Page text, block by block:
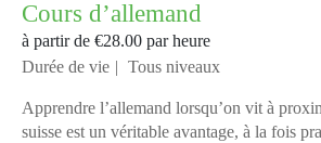
Cours d’allemand
à partir de €28.00 par heure
Durée de vie
Tous niveaux
Apprendre l’allemand lorsqu’on vit à
suisse est un véritable avantage, à la fois